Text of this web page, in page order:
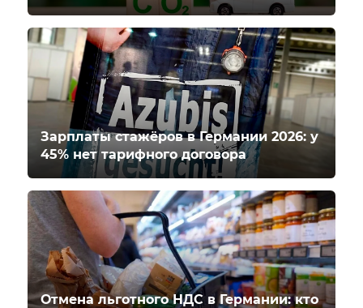
Зарплаты стажёров в Германии 2026: у
45% нет тарифного договора
Отмена льготного НДС в Германии: кто